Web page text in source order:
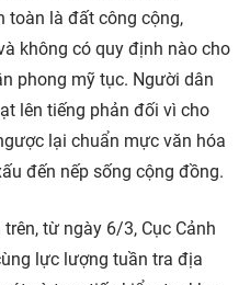
toàn là đất công cộng,
không có quy định nào cho
phong mỹ tục. Người dân
lên tiếng phản đối vì cho
lại chuẩn mực văn hóa
đến nếp sống cộng đồng.
từ ngày 6/3, Cục Cảnh
lực lượng tuần tra địa